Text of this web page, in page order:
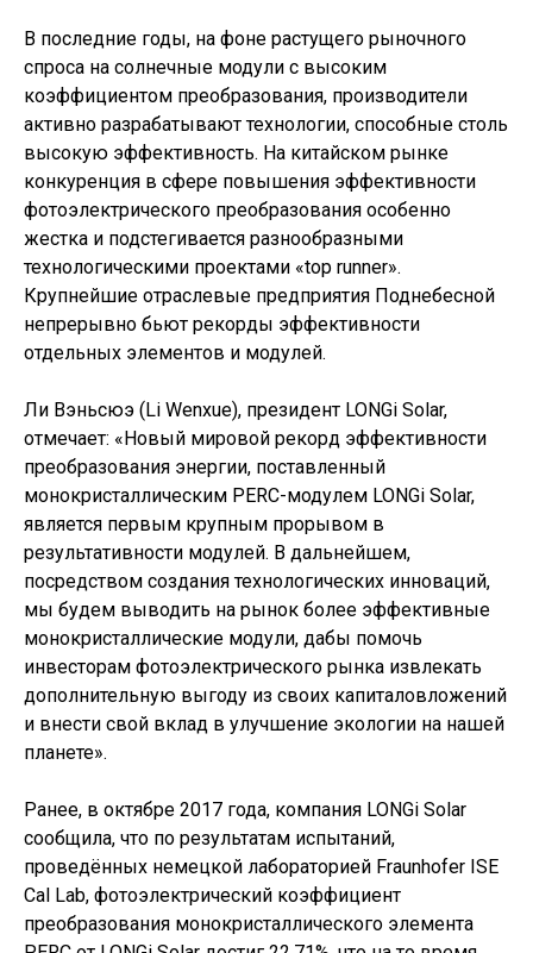
В последние годы, на фоне растущего рыночного
спроса на солнечные модули с высоким
коэффициентом преобразования, производители
активно разрабатывают технологии, способные столь
высокую эффективность. На китайском рынке
конкуренция в сфере повышения эффективности
фотоэлектрического преобразования особенно
жестка и подстегивается разнообразными
технологическими проектами «top runner».
Крупнейшие отраслевые предприятия Поднебесной
непрерывно бьют рекорды эффективности
отдельных элементов и модулей.
Ли Вэньсюэ (Li Wenxue), президент LONGi Solar,
отмечает: «Новый мировой рекорд эффективности
преобразования энергии, поставленный
монокристаллическим PERC-модулем LONGi Solar,
является первым крупным прорывом в
результативности модулей. В дальнейшем,
посредством создания технологических инноваций,
мы будем выводить на рынок более эффективные
монокристаллические модули, дабы помочь
инвесторам фотоэлектрического рынка извлекать
дополнительную выгоду из своих капиталовложений
и внести свой вклад в улучшение экологии на нашей
планете».
Ранее, в октябре 2017 года, компания LONGi Solar
сообщила, что по результатам испытаний,
проведённых немецкой лабораторией Fraunhofer ISE
Cal Lab, фотоэлектрический коэффициент
преобразования монокристаллического элемента